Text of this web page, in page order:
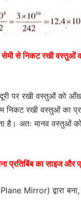
से निकट रखी वस्तुओं
पर रखी वस्तुओं को
रखी वस्तुओं का
है। अतः मानव वस्तुओं
प्रतिबिंब का साइज और
Mirror) द्वारा बना,